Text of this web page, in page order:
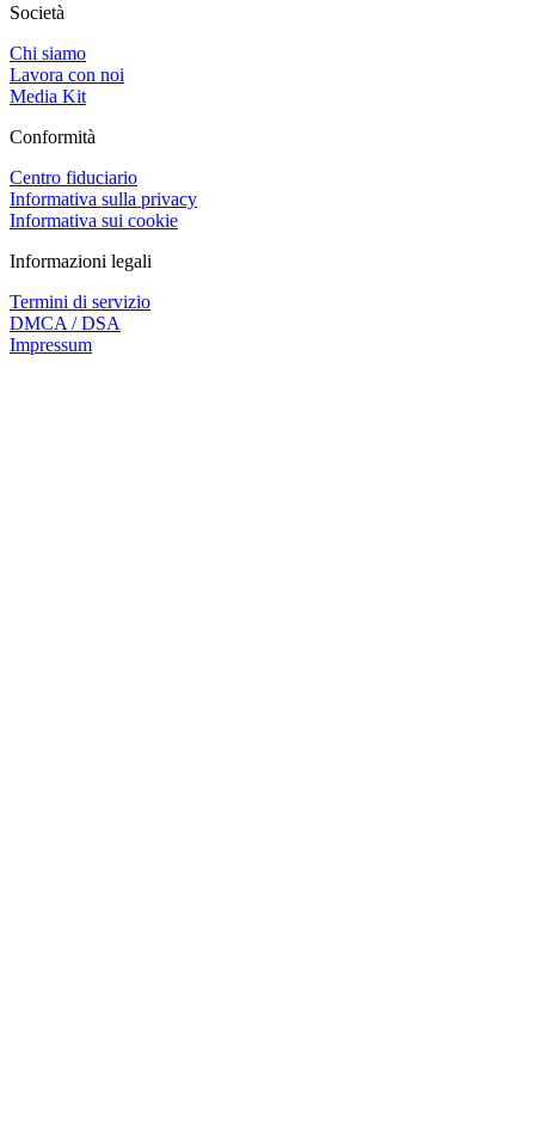
Società
Chi siamo
Lavora con noi
Media Kit
Conformità
Centro fiduciario
Informativa sulla privacy
Informativa sui cookie
Informazioni legali
Termini di servizio
DMCA / DSA
Impressum